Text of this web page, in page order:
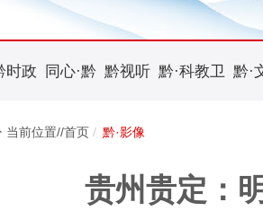
时政 同心·黔 黔视听 黔·科教卫 黔·
当前位置//首页 黔·影像
贵州贵定：